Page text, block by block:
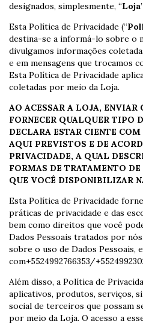
designados, simplesmente, “Loja
Esta Política de Privacidade (“
destina-se a informá-lo sobre o
divulgamos informações
e em mensagens que trocamos
Esta Política de Privacidade
coletadas por meio da Loja.
AO ACESSAR A LOJA, ENVIAR
FORNECER QUALQUER TIPO
DECLARA ESTAR CIENTE
AQUI PREVISTOS E DE
PRIVACIDADE, A QUAL
FORMAS DE TRATAMENTO
QUE VOCÊ DISPONIBILIZAR
Esta Política de Privacidade
práticas de privacidade e das
bem como direitos que você
Dados Pessoais tratados por
sobre o uso de Dados Pessoais,
com+5524992766353/
Além disso, a Política de
aplicativos, produtos, serviços,
social de terceiros que possam
por meio da Loja. O acesso a